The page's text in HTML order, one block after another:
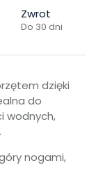
Zwrot
Do 30 dni
dzięki
do
wodnych,
nogami,